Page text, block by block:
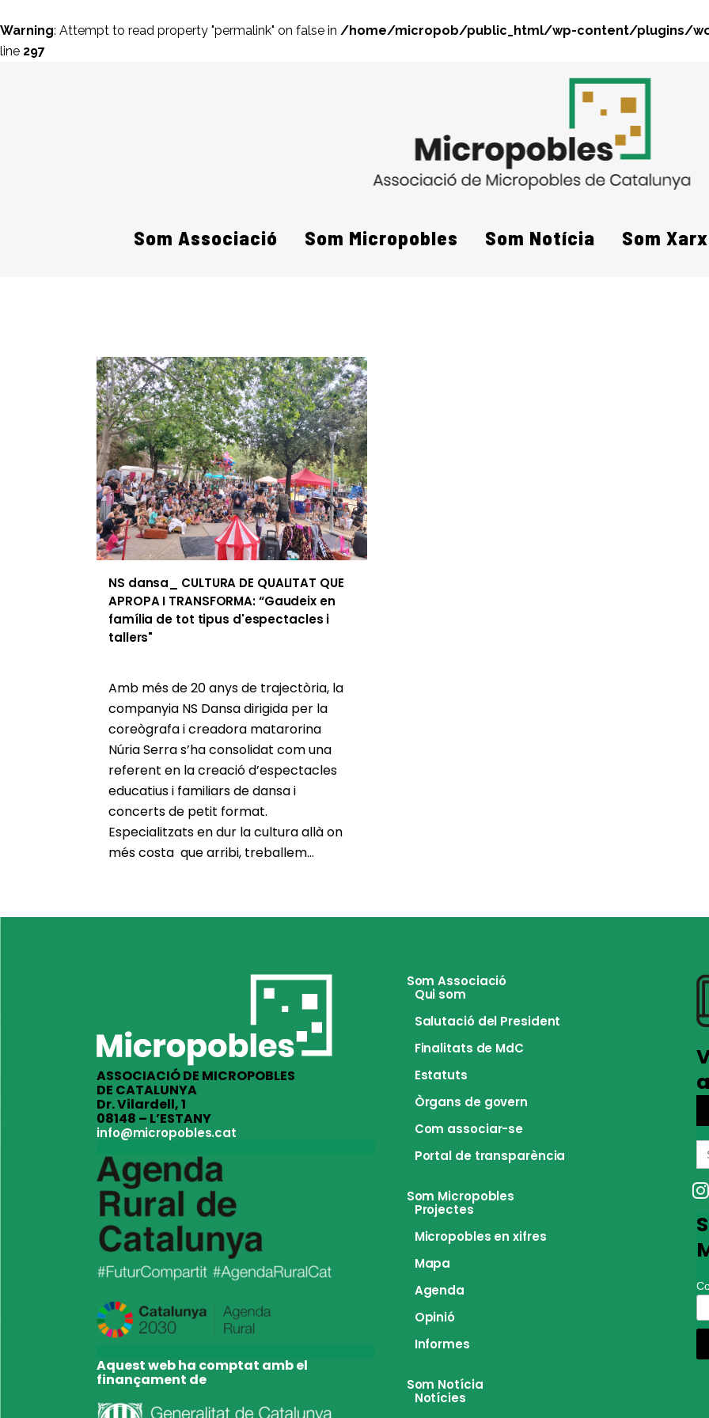
Warning: Attempt to read property "permalink" on false in /home/micropob/public_html/wp-content/plugins/
line 297
Som Associació Som Micropobles Som Notícia Som
NS dansa_ CULTURA DE QUALITAT QUE
APROPA I TRANSFORMA: “Gaudeix en
família de tot tipus d'espectacles i
tallers"
Amb més de 20 anys de trajectòria, la
companyia NS Dansa dirigida per la
coreògrafa i creadora matarorina
Núria Serra s’ha consolidat com una
referent en la creació d’espectacles
educatius i familiars de dansa i
concerts de petit format.
Especialitzats en dur la cultura allà on
més costa que arribi, treballem...
ASSOCIACIÓ DE MICROPOBLES
DE CATALUNYA
Dr. Vilardell, 1
08148 – L’ESTANY
info@micropobles.cat
Aquest web ha comptat amb el
finançament de
Som Associació
Qui som
Salutació del President
Finalitats de MdC
Estatuts
Òrgans de govern
Com associar-se
Portal de transparència
Som Micropobles
Projectes
Micropobles en xifres
Mapa
Agenda
Opinió
Informes
Som Notícia
Notícies